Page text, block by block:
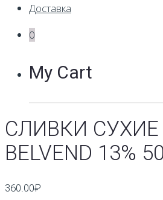
Доставка
0
My Cart
CЛИВКИ
BELVEND 13%
360.00₽